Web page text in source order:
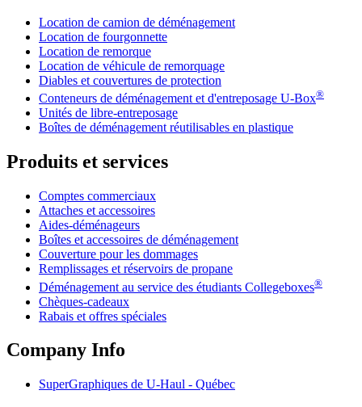
Location de camion de déménagement
Location de fourgonnette
Location de remorque
Location de véhicule de remorquage
Diables et couvertures de protection
Conteneurs de déménagement et d'entreposage U-Box®
Unités de libre-entreposage
Boîtes de déménagement réutilisables en plastique
Produits et services
Comptes commerciaux
Attaches et accessoires
Aides-déménageurs
Boîtes et accessoires de déménagement
Couverture pour les dommages
Remplissages et réservoirs de propane
Déménagement au service des étudiants Collegeboxes®
Chèques-cadeaux
Rabais et offres spéciales
Company Info
SuperGraphiques de U-Haul - Québec